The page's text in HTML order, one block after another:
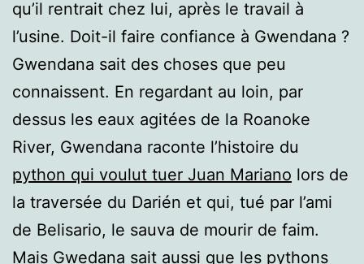
qu’il rentrait chez lui, après le travail à
l’usine. Doit-il faire confiance à Gwendana ?
Gwendana sait des choses que peu
connaissent. En regardant au loin, par
dessus les eaux agitées de la Roanoke
River, Gwendana raconte l’histoire du
python qui voulut tuer Juan Mariano lors de
la traversée du Darién et qui, tué par l’ami
de Belisario, le sauva de mourir de faim.
Mais Gwedana sait aussi que les pythons